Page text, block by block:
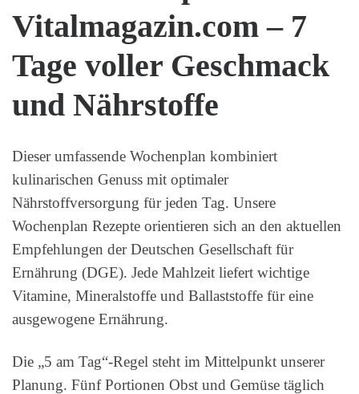
Vitalmagazin.com – 7
Tage voller Geschmack
und Nährstoffe
Dieser umfassende Wochenplan kombiniert
kulinarischen Genuss mit optimaler
Nährstoffversorgung für jeden Tag. Unsere
Wochenplan Rezepte orientieren sich an den aktuellen
Empfehlungen der Deutschen Gesellschaft für
Ernährung (DGE). Jede Mahlzeit liefert wichtige
Vitamine, Mineralstoffe und Ballaststoffe für eine
ausgewogene Ernährung.
Die „5 am Tag“-Regel steht im Mittelpunkt unserer
Planung. Fünf Portionen Obst und Gemüse täglich